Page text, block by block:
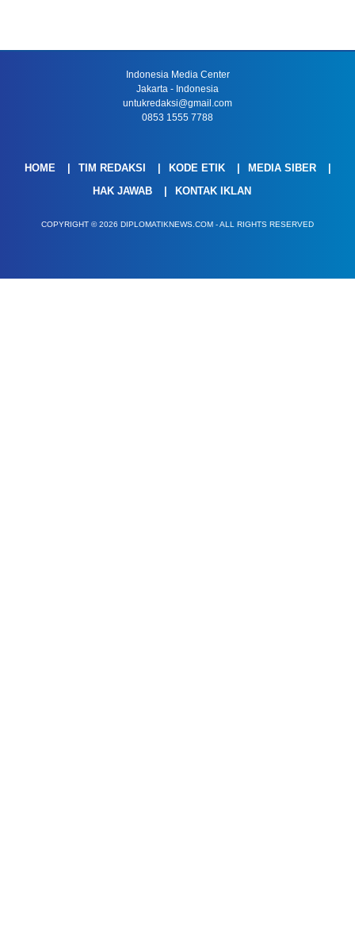
Indonesia Media Center
Jakarta - Indonesia
untukredaksi@gmail.com
0853 1555 7788
HOME TIM REDAKSI KODE ETIK
MEDIA SIBER
HAK JAWAB
KONTAK IKLAN
COPYRIGHT © 2026 DIPLOMATIKNEWS.COM - ALL RIGHTS RESERVED